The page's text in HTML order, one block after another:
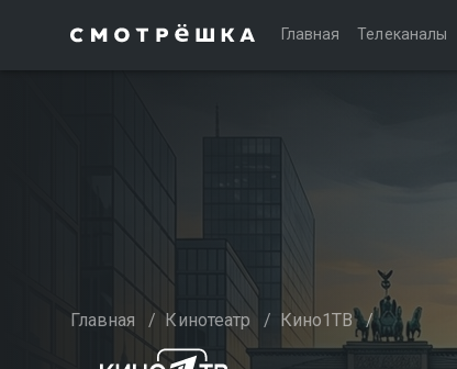
Главная Телеканалы
Главная / Кинотеатр / Кино1ТВ /